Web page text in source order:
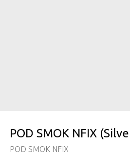
POD SMOK NFIX
POD SMOK NFIX